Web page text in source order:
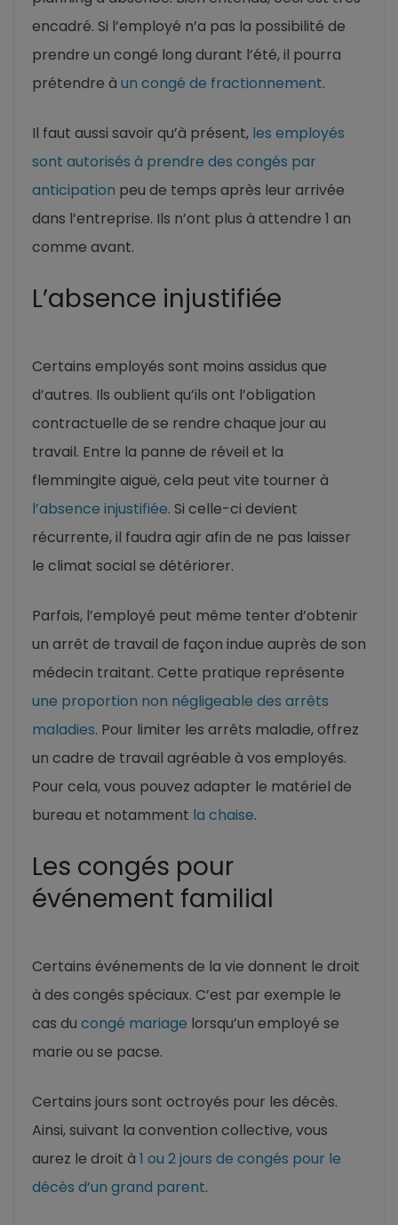
encadré. Si l’employé n’a pas la possibilité de
prendre un congé long durant l’été, il pourra
prétendre à un congé de fractionnement.
Il faut aussi savoir qu’à présent, les employés
sont autorisés à prendre des congés par
anticipation peu de temps après leur arrivée
dans l’entreprise. Ils n’ont plus à attendre 1 an
comme avant.
L’absence injustifiée
Certains employés sont moins assidus que
d’autres. Ils oublient qu’ils ont l’obligation
contractuelle de se rendre chaque jour au
travail. Entre la panne de réveil et la
flemmingite aiguë, cela peut vite tourner à
l’absence injustifiée. Si celle-ci devient
récurrente, il faudra agir afin de ne pas laisser
le climat social se détériorer.
Parfois, l’employé peut même tenter d’obtenir
un arrêt de travail de façon indue auprès de son
médecin traitant. Cette pratique représente
une proportion non négligeable des arrêts
maladies. Pour limiter les arrêts maladie, offrez
un cadre de travail agréable à vos employés.
Pour cela, vous pouvez adapter le matériel de
bureau et notamment la chaise.
Les congés pour
événement familial
Certains événements de la vie donnent le droit
à des congés spéciaux. C’est par exemple le
cas du congé mariage lorsqu’un employé se
marie ou se pacse.
Certains jours sont octroyés pour les décès.
Ainsi, suivant la convention collective, vous
aurez le droit à 1 ou 2 jours de congés pour le
décès d’un grand parent.